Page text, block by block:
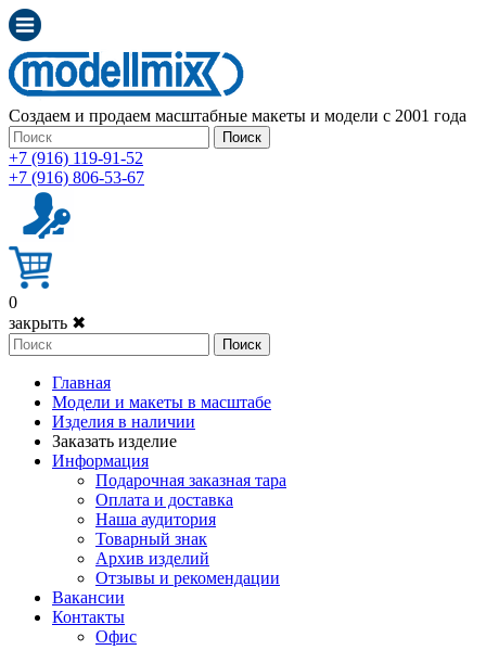
Создаем и продаем масштабные макеты и модели с 2001 года
Поиск
+7 (916) 119-91-52
+7 (916) 806-53-67
0
закрыть ✖
Поиск
Главная
Модели и макеты в масштабе
Изделия в наличии
Заказать изделие
Информация
Подарочная заказная тара
Оплата и доставка
Наша аудитория
Товарный знак
Архив изделий
Отзывы и рекомендации
Вакансии
Контакты
Офис